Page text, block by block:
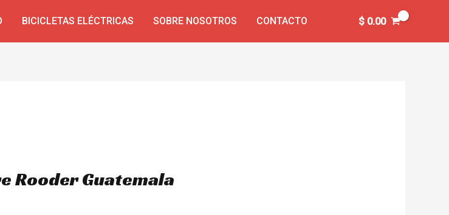
BICICLETAS ELÉCTRICAS SOBRE NOSOTROS CONTACTO $0.00
Rooder Guatemala